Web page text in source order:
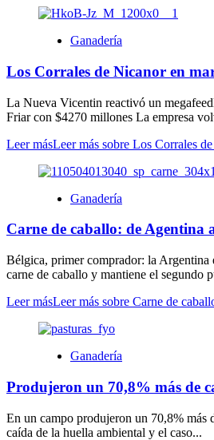
Ganadería
Los Corrales de Nicanor en
La Nueva Vicentin reactivó un
Friar con $4270 millones La empresa
Leer másLeer más sobre Los Corrales
Ganadería
Carne de caballo: de Agentina
Bélgica, primer comprador: la Argentina
carne de caballo y mantiene el segundo
Leer másLeer más sobre Carne de
Ganadería
Produjeron un 70,8% más de
En un campo produjeron un 70,8% más
caída de la huella ambiental y el caso...